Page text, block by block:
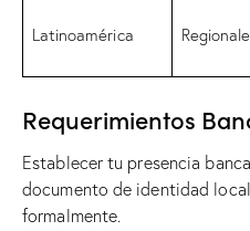
Latinoamérica
Requerimientos
Establecer tu presencia
documento de identidad
formalmente.